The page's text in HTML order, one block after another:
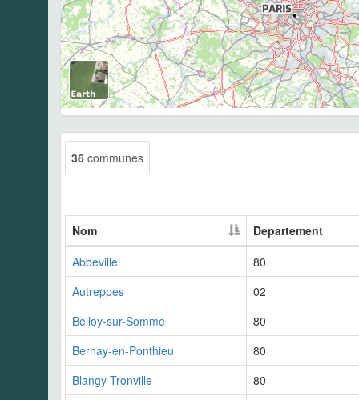
36 communes
Nom
Departement
Abbeville
80
Autreppes
02
Belloy-sur-Somme
80
Bernay-en-Ponthieu
80
Blangy-Tronville
80